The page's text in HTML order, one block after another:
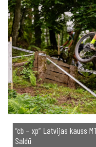
“cb – xp” Latvijas kauss
Saldū